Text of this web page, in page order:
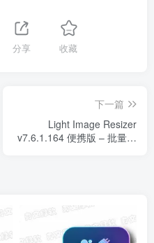
分享 收藏
下一篇
Light Image Resizer
v7.6.1.164 便携版 – 批量图